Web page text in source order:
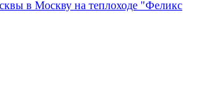
в Москву на теплоходе "Феликс